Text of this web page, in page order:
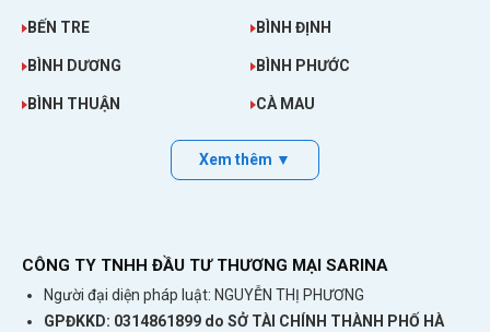
BẾN TRE BÌNH ĐỊNH
BÌNH DƯƠNG BÌNH PHƯỚC
BÌNH THUẬN CÀ MAU
Xem thêm ▼
CÔNG TY TNHH ĐẦU TƯ THƯƠNG MẠI SARINA
Người đại diện pháp luật: NGUYỄN THỊ PHƯƠNG
GPĐKKD: 0314861899 do SỞ TÀI CHÍNH THÀNH PHỐ HÀ